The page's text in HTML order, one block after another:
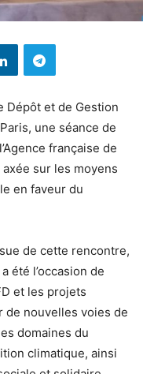
Dépôt et de Gestion
une séance de
française de
sur les moyens
en faveur du
de cette rencontre,
été l’occasion de
et les projets
de nouvelles voies de
domaines du
climatique, ainsi